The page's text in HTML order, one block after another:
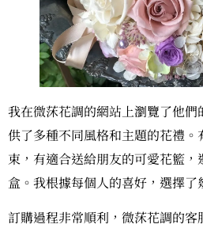
我在微莯花調的網站上瀏覽了他
供了多種不同風格和主題的花禮
束，有適合送給朋友的可愛花籃
盒。我根據每個人的喜好，選擇了
訂購過程非常順利，微莯花調的